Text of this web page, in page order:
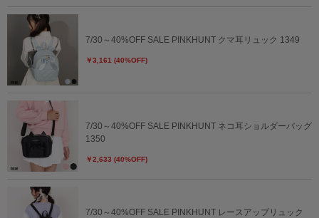
7/30～40%OFF SALE PINKHUNT クマ耳リュック 1349
￥3,161 (40%OFF)
7/30～40%OFF SALE PINKHUNT ネコ耳ショルダーバッグ
1350
￥2,633 (40%OFF)
7/30～40%OFF SALE PINKHUNT レースアップリュック